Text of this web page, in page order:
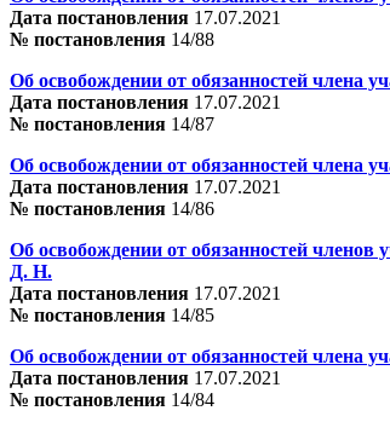
Дата постановления 17.07.2021
№ постановления 14/88
Об освобождении от обязанностей члена
Дата постановления 17.07.2021
№ постановления 14/87
Об освобождении от обязанностей члена
Дата постановления 17.07.2021
№ постановления 14/86
Об освобождении от обязанностей
Д. Н.
Дата постановления 17.07.2021
№ постановления 14/85
Об освобождении от обязанностей члена
Дата постановления 17.07.2021
№ постановления 14/84